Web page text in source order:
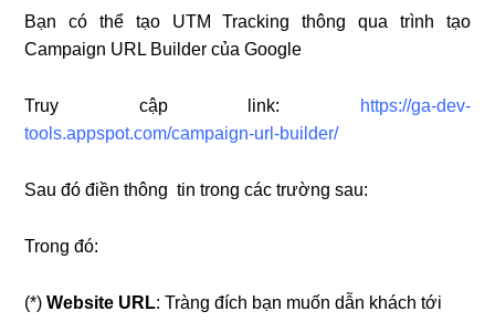
Bạn có thể tạo UTM Tracking thông qua trình tạo
Campaign URL Builder của Google
Truy cập link:
https://ga-dev-
tools.appspot.com/campaign-url-builder/
Sau đó điền thông tin trong các trường sau:
Trong đó:
(*)Website URL: Tràng đích bạn muốn dẫn khách tới